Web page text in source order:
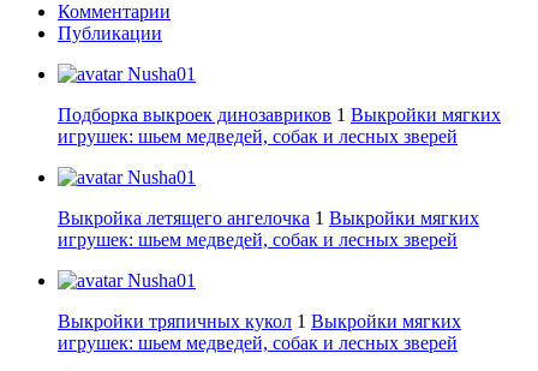
Комментарии
Публикации
Nusha01
Подборка выкроек динозавриков 1 Выкройки мягких
игрушек: шьем медведей, собак и лесных зверей
Nusha01
Выкройка летящего ангелочка 1 Выкройки мягких
игрушек: шьем медведей, собак и лесных зверей
Nusha01
Выкройки тряпичных кукол 1 Выкройки мягких
игрушек: шьем медведей, собак и лесных зверей